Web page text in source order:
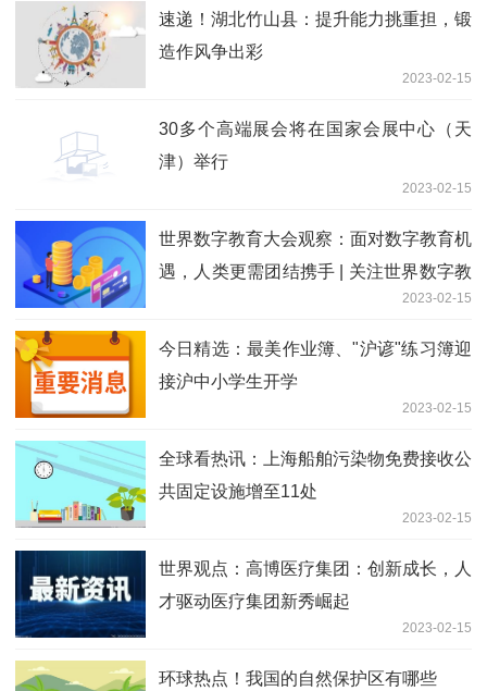
速递！湖北竹山县：提升能力挑重担，锻
造作风争出彩
2023-02-15
30多个高端展会将在国家会展中心（天
津）举行
2023-02-15
世界数字教育大会观察：面对数字教育机
遇，人类更需团结携手 | 关注世界数字教
2023-02-15
今日精选：最美作业簿、"沪谚"练习簿迎
接沪中小学生开学
2023-02-15
全球看热讯：上海船舶污染物免费接收公
共固定设施增至11处
2023-02-15
世界观点：高博医疗集团：创新成长，人
才驱动医疗集团新秀崛起
2023-02-15
环球热点！我国的自然保护区有哪些